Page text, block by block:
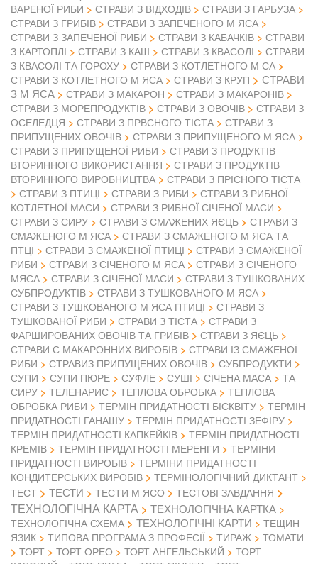
ВАРЕНОЇ РИБИ
СТРАВИ З ВІДХОДІВ
СТРАВИ З ГАРБУЗА
СТРАВИ З ГРИБІВ
СТРАВИ З ЗАПЕЧЕНОГО М ЯСА
СТРАВИ З ЗАПЕЧЕНОЇ РИБИ
СТРАВИ З КАБАЧКІВ
СТРАВИ
З КАРТОПЛІ
СТРАВИ З КАШ СТРАВИ З КВАСОЛІ
СТРАВИ
З КВАСОЛІ ТА ГОРОХУ
СТРАВИ З КОТЛЕТНОГО М СА
СТРАВИ З КОТЛЕТНОГО М ЯСА
СТРАВИ З КРУП
СТРАВИ
З М ЯСА
СТРАВИ З МАКАРОН
СТРАВИ З МАКАРОНІВ
СТРАВИ З МОРЕПРОДУКТІВ
СТРАВИ З ОВОЧІВ
СТРАВИ З
ОСЕЛЕДЦЯ
СТРАВИ З ПРВСНОГО ТІСТА
СТРАВИ З
ПРИПУЩЕНИХ ОВОЧІВ
СТРАВИ З ПРИПУЩЕНОГО М ЯСА
СТРАВИ З ПРИПУЩЕНОЇ РИБИ
СТРАВИ З ПРОДУКТІВ
ВТОРИННОГО ВИКОРИСТАННЯ
СТРАВИ З ПРОДУКТІВ
ВТОРИННОГО ВИРОБНИЦТВА
СТРАВИ З ПРІСНОГО ТІСТА
СТРАВИ З ПТИЦІ
СТРАВИ З РИБИ
СТРАВИ З РИБНОЇ
КОТЛЕТНОЇ МАСИ
СТРАВИ З РИБНОЇ СІЧЕНОЇ МАСИ
СТРАВИ З СИРУ
СТРАВИ З СМАЖЕНИХ ЯЄЦЬ
СТРАВИ З
СМАЖЕНОГО М ЯСА
СТРАВИ З СМАЖЕНОГО М ЯСА ТА
ПТЦІ
СТРАВИ З СМАЖЕНОЇ ПТИЦІ
СТРАВИ З СМАЖЕНОЇ
РИБИ
СТРАВИ З СІЧЕНОГО М ЯСА
СТРАВИ З СІЧЕНОГО
МЯСА
СТРАВИ З СІЧЕНОЇ МАСИ
СТРАВИ З ТУШКОВАНИХ
СУБПРОДУКТІВ
СТРАВИ З ТУШКОВАНОГО М ЯСА
СТРАВИ З ТУШКОВАНОГО М ЯСА ПТИЦІ
СТРАВИ З
ТУШКОВАНОЇ РИБИ
СТРАВИ З ТІСТА
СТРАВИ З
ФАРШИРОВАНИХ ОВОЧІВ ТА ГРИБІВ
СТРАВИ З ЯЄЦЬ
СТРАВИ С МАКАРОННИХ ВИРОБІВ
СТРАВИ ІЗ СМАЖЕНОЇ
РИБИ
СТРАВИЗ ПРИПУЩЕНИХ ОВОЧІВ
СУБПРОДУКТИ
СУПИ
СУПИ ПЮРЕ СУФЛЕ СУШІ СІЧЕНА МАСА
ТА
СИРУ
ТЕЛЕНАРИС ТЕПЛОВА ОБРОБКА
ТЕПЛОВА
ОБРОБКА РИБИ
ТЕРМІН ПРИДАТНОСТІ БІСКВІТУ
ТЕРМІН
ПРИДАТНОСТІ ГАНАШУ
ТЕРМІН ПРИДАТНОСТІ ЗЕФІРУ
ТЕРМІН ПРИДАТНОСТІ КАПКЕЙКІВ
ТЕРМІН ПРИДАТНОСТІ
КРЕМІВ
ТЕРМІН ПРИДАТНОСТІ МЕРЕНГИ
ТЕРМІНИ
ПРИДАТНОСТІ ВИРОБІВ
ТЕРМІНИ ПРИДАТНОСТІ
КОНДИТЕРСЬКИХ ВИРОБІВ
ТЕРМІНОЛОГІЧНИЙ ДИКТАНТ
ТЕСТ
ТЕСТИ ТЕСТИ М ЯСО ТЕСТОВІ ЗАВДАННЯ
ТЕХНОЛОГІЧНА КАРТА ТЕХНОЛОГІЧНА КАРТКА
ТЕХНОЛОГІЧНА СХЕМА ТЕХНОЛОГІЧНІ КАРТИ
ТЕЩИН
ЯЗИК
ТИПОВА ПРОГРАМА З ПРОФЕСІЇ ТИРАЖ ТОМАТИ
ТОРТ ТОРТ ОРЕО ТОРТ АНГЕЛЬСЬКИЙ
ТОРТ